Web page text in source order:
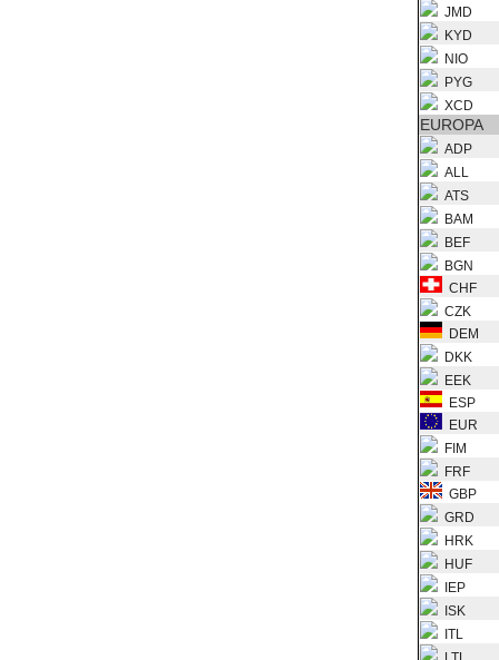
JMD
KYD
NIO
PYG
XCD
EUROPA
ADP
ALL
ATS
BAM
BEF
BGN
CHF
CZK
DEM
DKK
EEK
ESP
EUR
FIM
FRF
GBP
GRD
HRK
HUF
IEP
ISK
ITL